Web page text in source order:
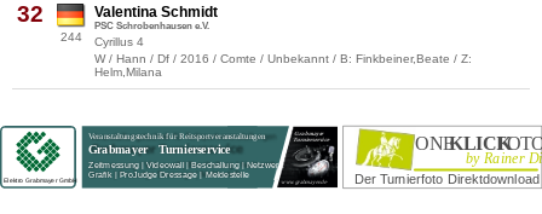
32
244
Valentina Schmidt
PSC Schrobenhausen e.V.
Cyrillus 4
W / Hann / Df / 2016 / Comte / Unbekannt / B: Finkbeiner,Beate / Z:
Helm,Milana